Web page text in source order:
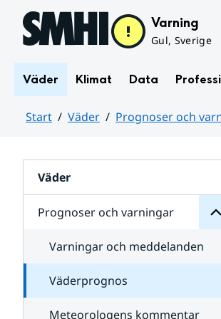
Hoppa till sidans innehåll Varning
Gul, Sverige
Väder Klimat Data
Start Väder Prognoser och
Väder
Prognoser och varningar
Varningar och meddelanden
Väderprognos
Meteorologens kommentar